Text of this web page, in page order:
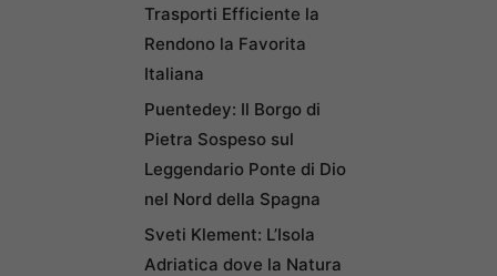
Trasporti Efficiente la
Rendono la Favorita
Italiana
Puentedey: Il Borgo di
Pietra Sospeso sul
Leggendario Ponte di Dio
nel Nord della Spagna
Sveti Klement: L’Isola
Adriatica dove la Natura